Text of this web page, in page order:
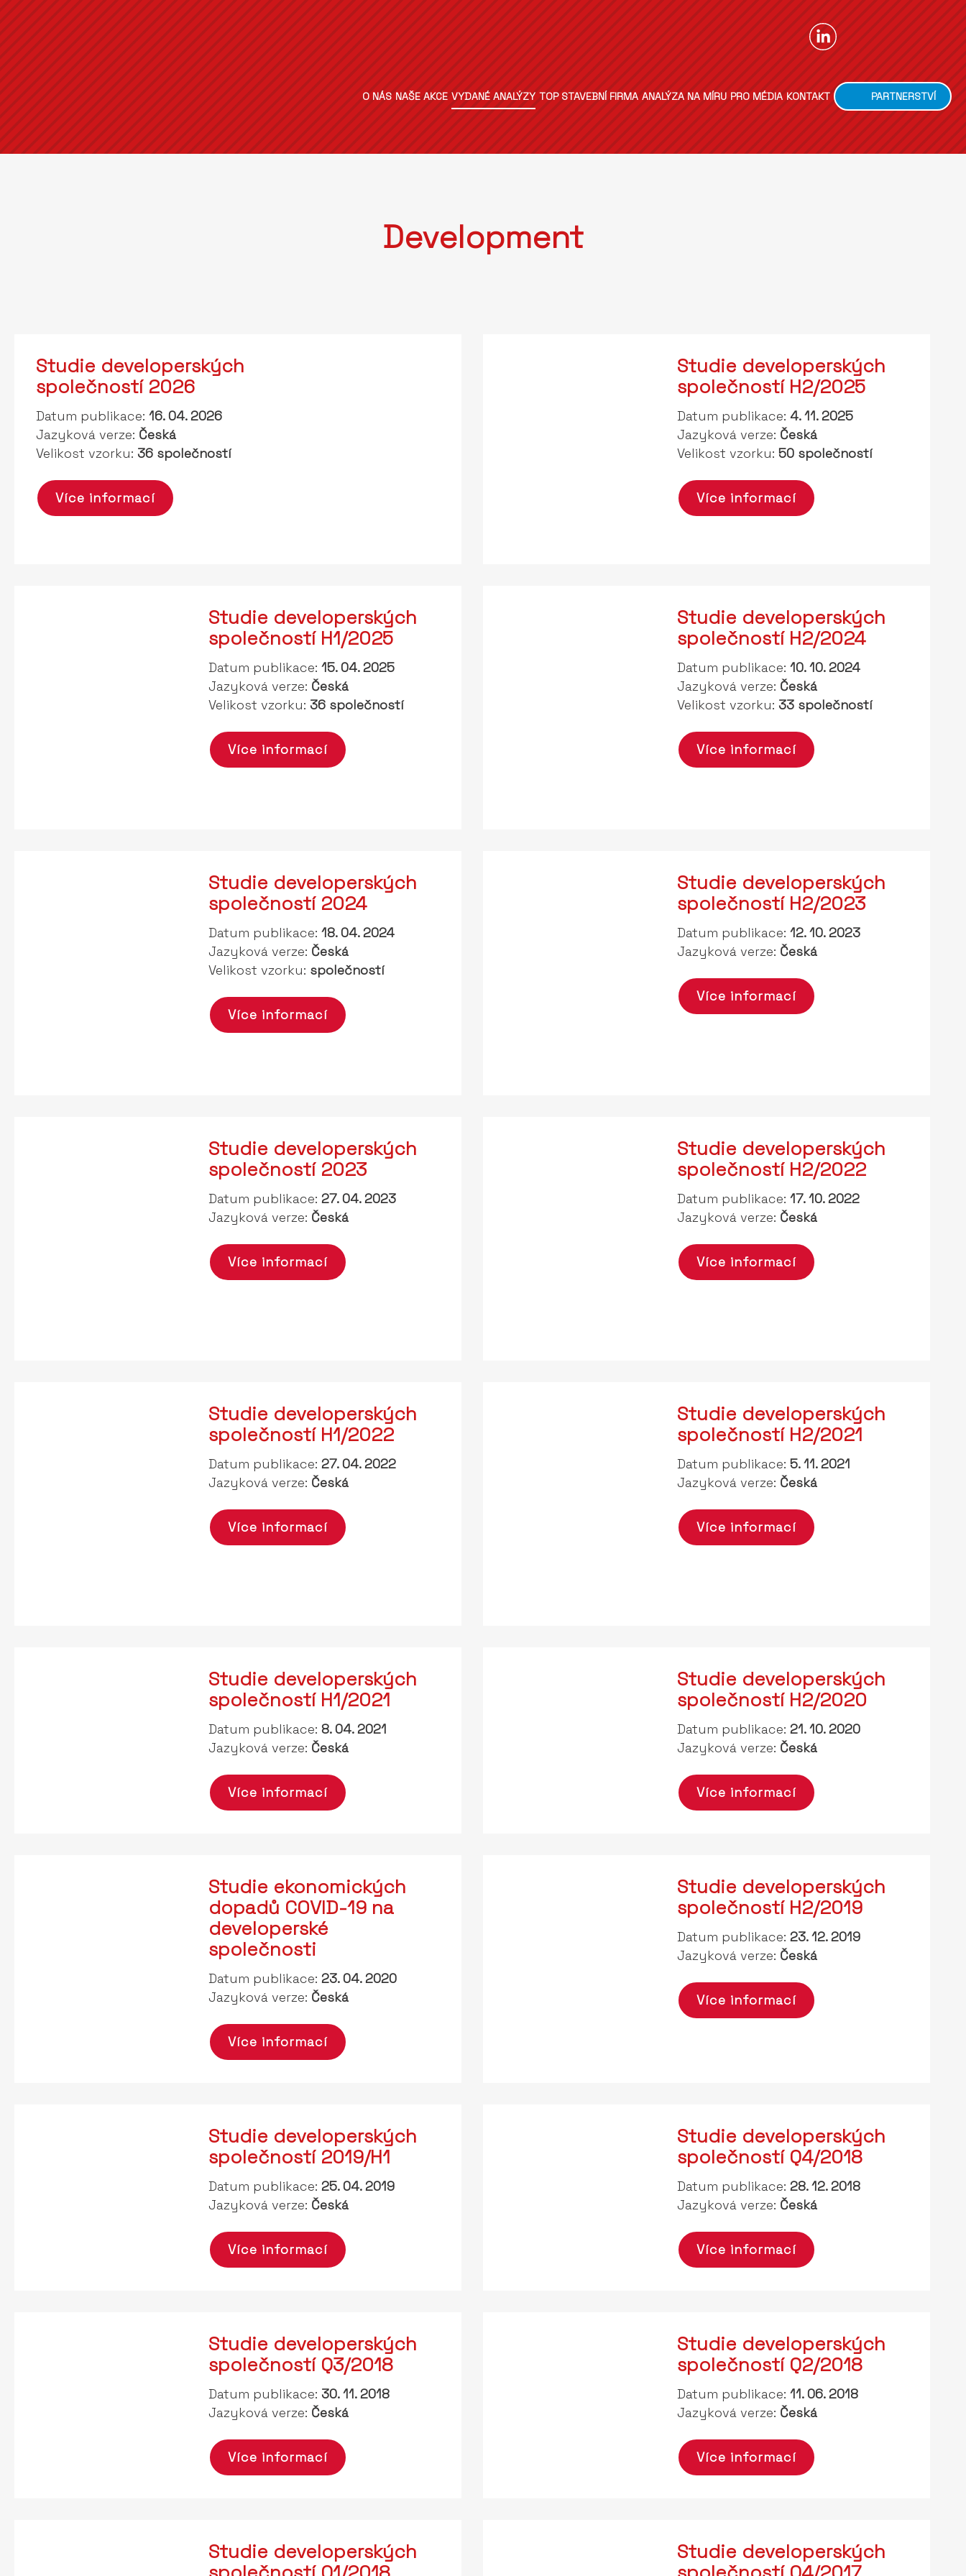
O NÁS NAŠE AKCE VYDANÉ ANALÝZY TOP STAVEBNÍ FIRMA ANALÝZA NA MÍRU PRO MÉDIA KONTAKT PARTNERSTVÍ
Development
Studie developerských
společností 2026
Datum publikace: 16. 04. 2026
Jazyková verze: Česká
Velikost vzorku: 36 společností
Více informací
Studie developerských
společností H2/2025
Datum publikace: 4. 11. 2025
Jazyková verze: Česká
Velikost vzorku: 50 společností
Více informací
Studie developerských
společností H1/2025
Datum publikace: 15. 04. 2025
Jazyková verze: Česká
Velikost vzorku: 36 společností
Více informací
Studie developerských
společností H2/2024
Datum publikace: 10. 10. 2024
Jazyková verze: Česká
Velikost vzorku: 33 společností
Více informací
Studie developerských
společností 2024
Datum publikace: 18. 04. 2024
Jazyková verze: Česká
Velikost vzorku: společností
Více informací
Studie developerských
společností H2/2023
Datum publikace: 12. 10. 2023
Jazyková verze: Česká
Více informací
Studie developerských
společností 2023
Datum publikace: 27. 04. 2023
Jazyková verze: Česká
Více informací
Studie developerských
společností H2/2022
Datum publikace: 17. 10. 2022
Jazyková verze: Česká
Více informací
Studie developerských
společností H1/2022
Datum publikace: 27. 04. 2022
Jazyková verze: Česká
Více informací
Studie developerských
společností H2/2021
Datum publikace: 5. 11. 2021
Jazyková verze: Česká
Více informací
Studie developerských
společností H1/2021
Datum publikace: 8. 04. 2021
Jazyková verze: Česká
Více informací
Studie developerských
společností H2/2020
Datum publikace: 21. 10. 2020
Jazyková verze: Česká
Více informací
Studie ekonomických
dopadů COVID-19 na
developerské
společnosti
Datum publikace: 23. 04. 2020
Jazyková verze: Česká
Více informací
Studie developerských
společností H2/2019
Datum publikace: 23. 12. 2019
Jazyková verze: Česká
Více informací
Studie developerských
společností 2019/H1
Datum publikace: 25. 04. 2019
Jazyková verze: Česká
Více informací
Studie developerských
společností Q4/2018
Datum publikace: 28. 12. 2018
Jazyková verze: Česká
Více informací
Studie developerských
společností Q3/2018
Datum publikace: 30. 11. 2018
Jazyková verze: Česká
Více informací
Studie developerských
společností Q2/2018
Datum publikace: 11. 06. 2018
Jazyková verze: Česká
Více informací
Studie developerských
Studie developerských